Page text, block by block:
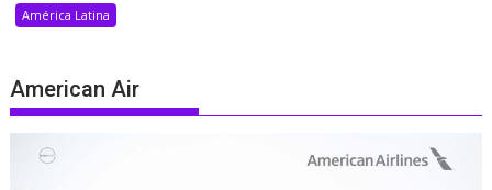
América Latina
American Air